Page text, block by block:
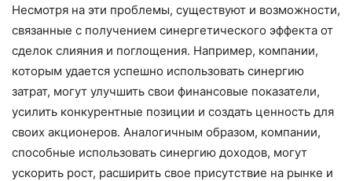
Несмотря на эти проблемы, существуют и возможности,
связанные с получением синергетического эффекта от
сделок слияния и поглощения. Например, компании,
которым удается успешно использовать синергию
затрат, могут улучшить свои финансовые показатели,
усилить конкурентные позиции и создать ценность для
своих акционеров. Аналогичным образом, компании,
способные использовать синергию доходов, могут
ускорить рост, расширить свое присутствие на рынке и